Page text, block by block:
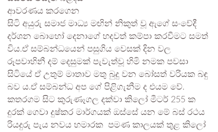
ආවරණය කරගෙන
සිටි අයුරු සමාජ මාධ්‍ය මඟින් නිකුත් වූ ඇගේ සංවේදී
දර්ශන බොහෝ දෙනාගේ හදවත් කම්පා කරවීමට සමත්
විය.ඒ සම්බන්ධයෙන් පසුගිය වෙසක් දින වල
රූපවාහිනී දම් දෙසුමක් පැවැත්වූ හිමි නමක පවසා
සිටියේ ඒ උතුම් මාතාව මතු බුදු වන බෝසත් වරියක බඳු
බව ය.ඒ සම්බන්ධ අප ගේ පිළිගැනීම ද එයම වේ.
කතරගම සිට කුරුණෑගල දක්වා කිලෝ මීටර් 255 ක
දුරක් ගෙවා දුෂ්කර මාර්ගයක් ඔස්සේ යන මේ බස් රථය
රියදුරු පැය නවය හමාරක පමණ කාලයක් තුළ කිලෝ